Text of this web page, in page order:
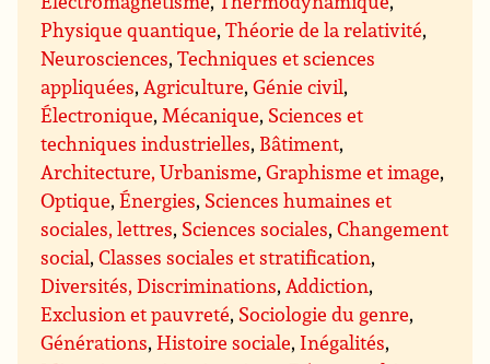
Physique quantique,Théorie de la relativité,
Neurosciences,Techniques et sciences
appliquées, Agriculture,Génie civil,
Électronique, Mécanique, Sciences et
techniques industrielles, Bâtiment,
Architecture, Urbanisme,Graphisme et image,
Optique,Énergies, Sciences humaines et
sociales, lettres, Sciences sociales,Changement
social,Classes sociales et stratification,
Diversités, Discriminations, Addiction,
Exclusion et pauvreté, Sociologie du genre,
Générations,Histoire sociale, Inégalités,